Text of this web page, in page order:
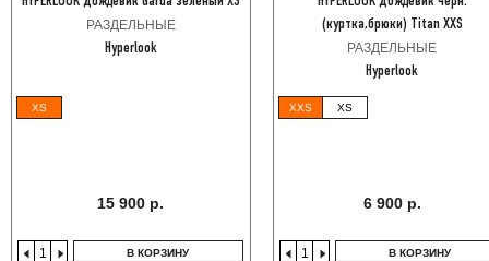
РАЗДЕЛЬНЫЕ
Hyperlook
XS
15 900 р.
В КОРЗИНУ
(куртка,брюки) Titan XXS
РАЗДЕЛЬНЫЕ
Hyperlook
XXS XS
6 900 р.
В КОРЗИНУ